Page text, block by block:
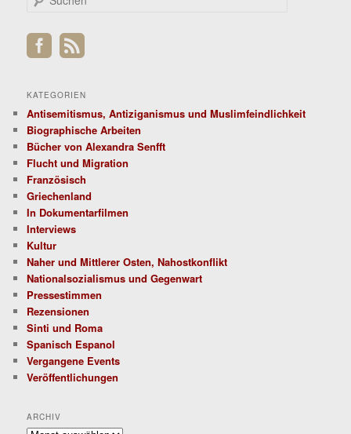
h
e
KATEGORIEN
Antisemitismus, Antiziganismus und Muslimfeindlichkeit
Biographische Arbeiten
Bücher von Alexandra Senfft
Flucht und Migration
Französisch
Griechenland
In Dokumentarfilmen
Interviews
Kultur
Naher und Mittlerer Osten, Nahostkonflikt
Nationalsozialismus und Gegenwart
Pressestimmen
Rezensionen
Sinti und Roma
Spanisch Espanol
Vergangene Events
Veröffentlichungen
ARCHIV